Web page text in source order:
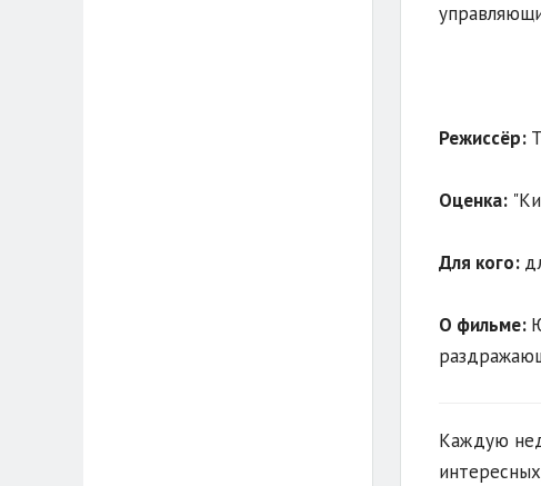
Режиссёр:
Оценка:
Для кого:
О фильме:
Каждую